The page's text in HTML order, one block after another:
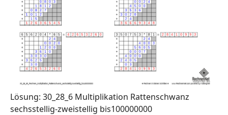
Lösung: 30_28_6 Multiplikation Rattenschwanz
sechsstellig-zweistellig bis100000000